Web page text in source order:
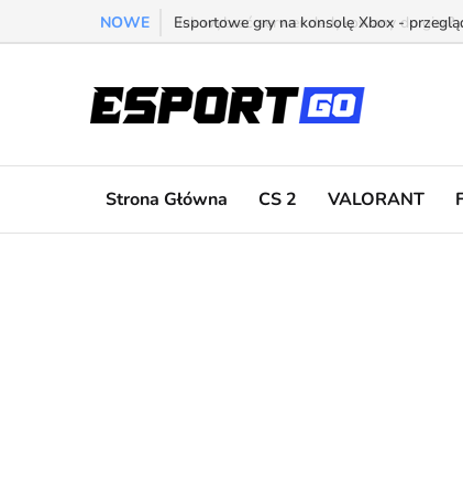
NOWE Esportowe gry na konsolę Xbox -
Strona Główna CS 2 VALORANT